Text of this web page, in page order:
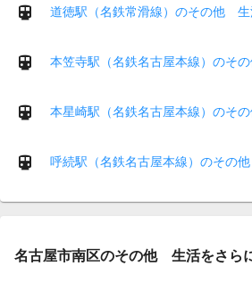
道徳駅（名鉄常滑線）のその他 生
本笠寺駅（名鉄名古屋本線）のそ
本星崎駅（名鉄名古屋本線）のそ
呼続駅（名鉄名古屋本線）のその
名古屋市南区のその他 生活をさら